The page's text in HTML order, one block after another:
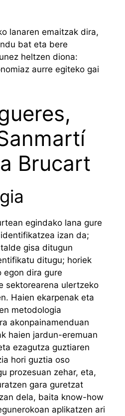
lanaren emaitzak dira,
bat eta bere
heltzen diona:
aurre egiteko gai
Brucart
egindako lana gure
izan da;
gisa ditugun
ditugu; horiek
egon dira gure
sektorearena ulertzeko
Haien ekarpenak eta
metodologia
akonpainamenduan
haien jardun-eremuan
ezagutza guztiaren
hori guztia oso
prozesuan zehar, eta,
gara guretzat
dela, baita know-how
aplikatzen ari